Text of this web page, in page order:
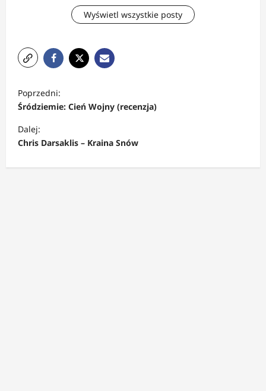
Wyświetl wszystkie posty
o
b
a
Poprzedni:
Śródziemie: Cień Wojny (recenzja)
Dalej:
Chris Darsaklis – Kraina Snów